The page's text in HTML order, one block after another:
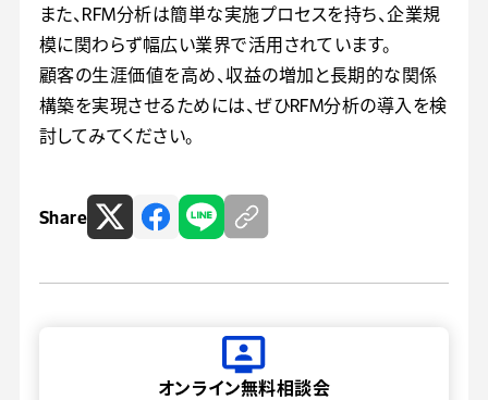
また、RFM分析は簡単な実施プロセスを持ち、企業規
模に関わらず幅広い業界で活用されています。
顧客の生涯価値を高め、収益の増加と長期的な関係
構築を実現させるためには、ぜひRFM分析の導入を検
討してみてください。
Share
オンライン無料相談会